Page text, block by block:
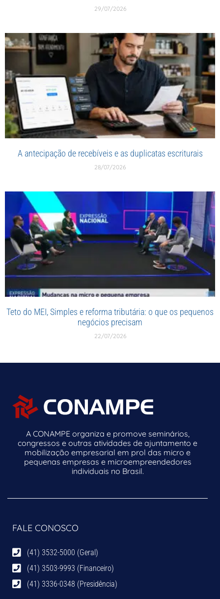
29/07/2026
A antecipação de recebíveis e as duplicatas escriturais
28/07/2026
Teto do MEI, Simples e reforma tributária: o que os pequenos
negócios precisam
22/07/2026
A CONAMPE organiza e promove seminários,
congressos e outras atividades de ajuntamento e
mobilização empresarial em prol das micro e
pequenas empresas e microempreendedores
individuais no Brasil.
FALE CONOSCO
(41) 3532-5000 (Geral)
(41) 3503-9993 (Financeiro)
(41) 3336-0348 (Presidência)